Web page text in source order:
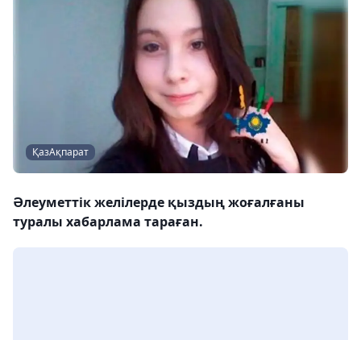
ҚазАқпарат
Әлеуметтік желілерде қыздың жоғалғаны
туралы хабарлама тараған.